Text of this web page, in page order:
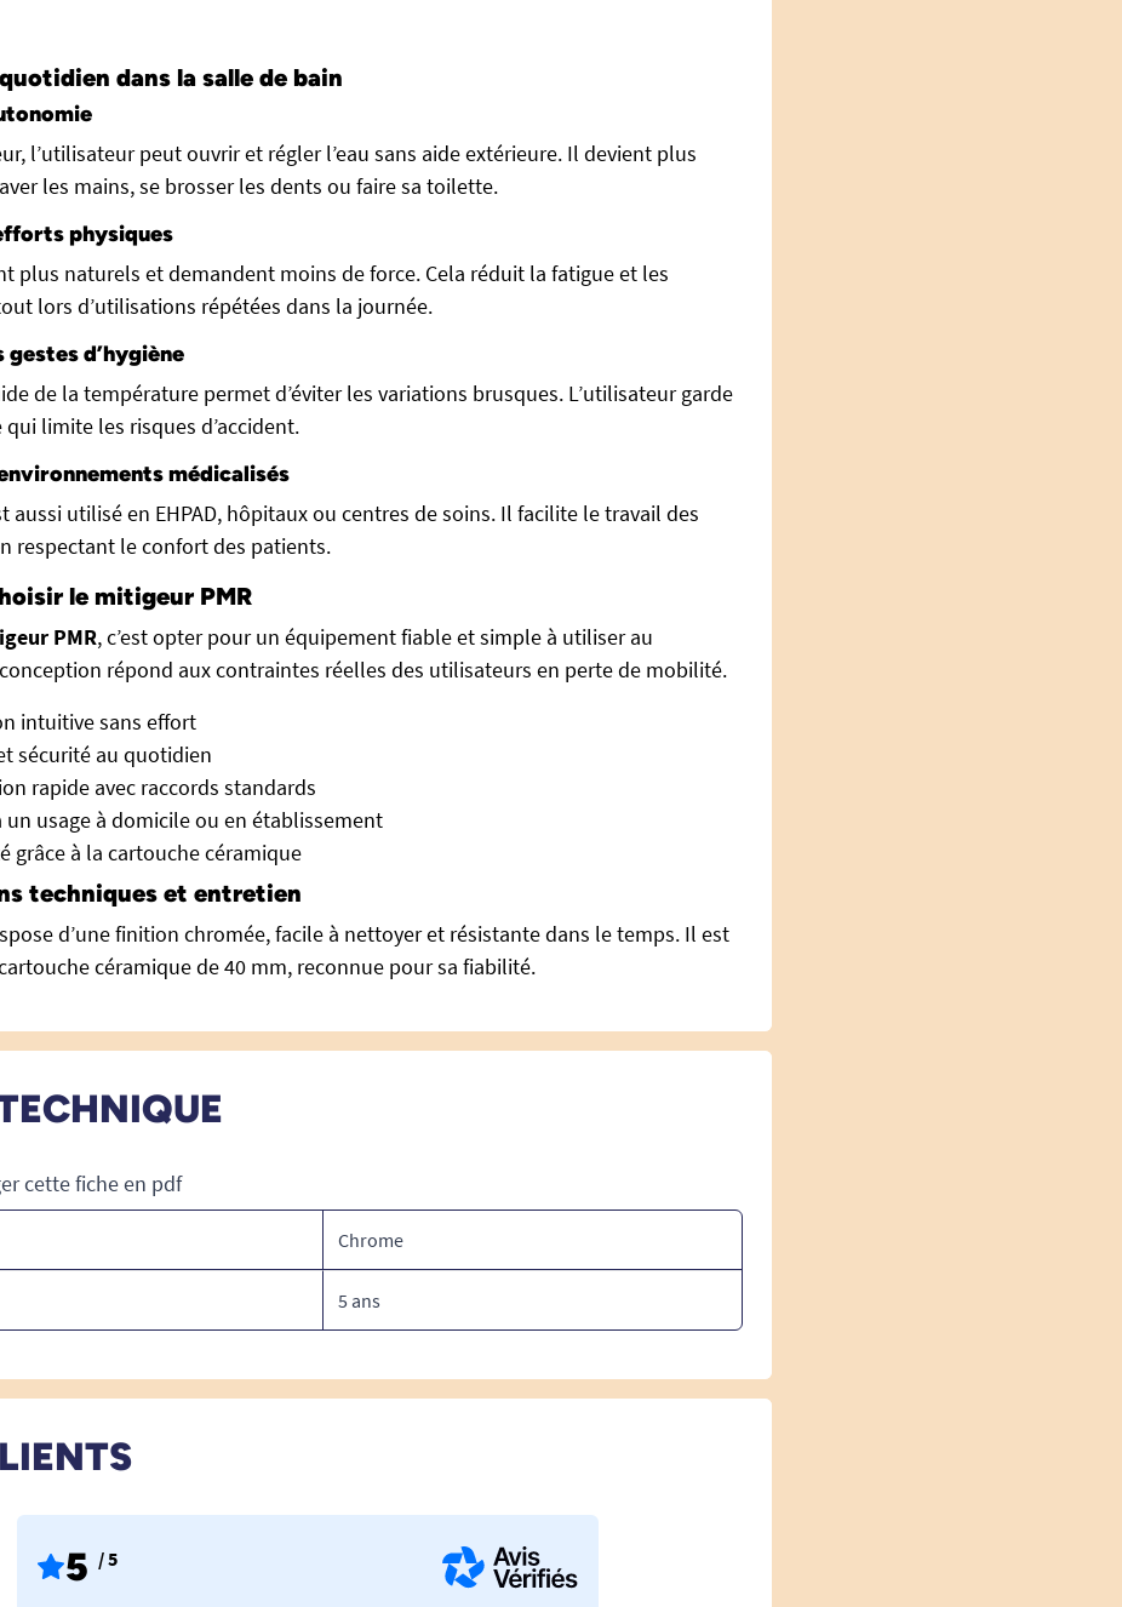
dans la salle de bain
l’utilisateur peut ouvrir et régler l’eau sans aide extérieure. Il devient plus
les mains, se brosser les dents ou faire sa toilette.
physiques
plus naturels et demandent moins de force. Cela réduit la fatigue et les
lors d’utilisations répétées dans la journée.
gestes d’hygiène
de la température permet d’éviter les variations brusques. L’utilisateur garde
limite les risques d’accident.
médicalisés
aussi utilisé en EHPAD, hôpitaux ou centres de soins. Il facilite le travail des
respectant le confort des patients.
le mitigeur PMR
PMR, c’est opter pour un équipement fiable et simple à utiliser au
répond aux contraintes réelles des utilisateurs en perte de mobilité.
intuitive sans effort
sécurité au quotidien
rapide avec raccords standards
un usage à domicile ou en établissement
grâce à la cartouche céramique
techniques et entretien
d’une finition chromée, facile à nettoyer et résistante dans le temps. Il est
céramique de 40 mm, reconnue pour sa fiabilité.
cette fiche en pdf
Chrome
5 ans
5 / 5